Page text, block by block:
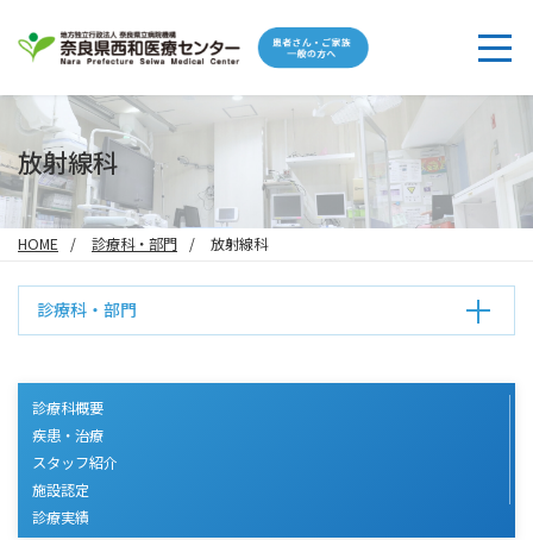
放射線科
HOME 診療科・部門 放射線科
診療科・部門
診療科概要
疾患・治療
スタッフ紹介
施設認定
診療実績